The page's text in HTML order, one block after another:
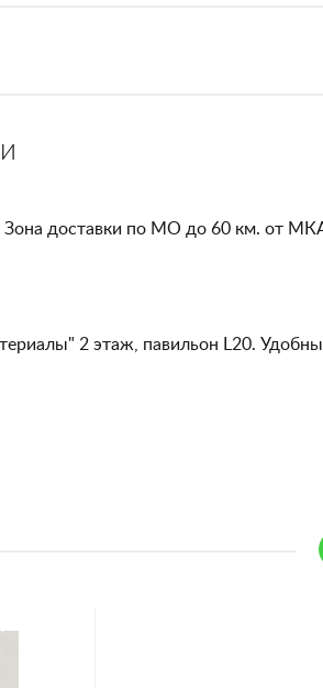
доставки по МО до 60 км. от
2 этаж, павильон L20.